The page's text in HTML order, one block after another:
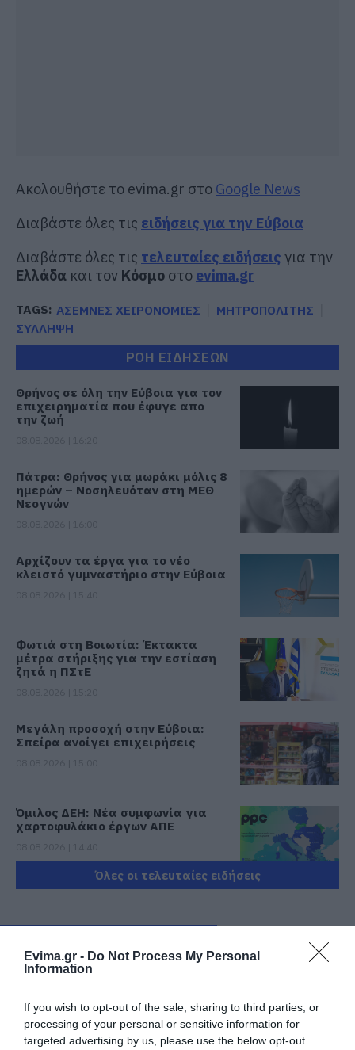
Evima.gr - Do Not Process My Personal
Information
If you wish to opt-out of the sale, sharing to third parties, or
processing of your personal or sensitive information for
targeted advertising by us, please use the below opt-out
Ακολουθήστε το evima.gr στο Google News
Διαβάστε όλες τις ειδήσεις για την Εύβοια
Διαβάστε όλες τις τελευταίες ειδήσεις για την
Ελλάδα και τον Κόσμο στο evima.gr
TAGS: ΑΣΕΜΝΕΣ ΧΕΙΡΟΝΟΜΙΕΣ
ΜΗΤΡΟΠΟΛΙΤΗΣ
ΣΥΛΛΗΨΗ
ΡΟΗ ΕΙΔΗΣΕΩΝ
Θρήνος σε όλη την Εύβοια για τον
επιχειρηματία που έφυγε απο
την ζωή
Πάτρα: Θρήνος για μωράκι μόλις 8
ημερών – Νοσηλευόταν στη ΜΕΘ
Νεογνών
Αρχίζουν τα έργα για το νέο
κλειστό γυμναστήριο στην Εύβοια
Φωτιά στη Βοιωτία: Έκτακτα
μέτρα στήριξης για την εστίαση
ζητά η ΠΣτΕ
Μεγάλη προσοχή στην Εύβοια:
Σπείρα ανοίγει επιχειρήσεις
Όμιλος ΔΕΗ: Νέα συμφωνία για
χαρτοφυλάκιο έργων ΑΠΕ
08.08.2026 | 14:00
Όλες οι τελευταίες ειδήσεις